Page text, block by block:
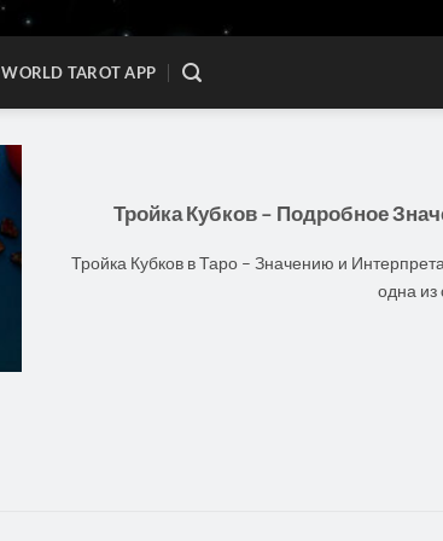
WORLD TAROT APP
Тройка Кубков – Подробное
Тройка Кубков в Таро – Значению и
одна из